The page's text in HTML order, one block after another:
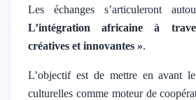
Les échanges s’articuleront
L’intégration africaine à
créatives et innovantes ».
L’objectif est de mettre en avant
culturelles comme moteur de